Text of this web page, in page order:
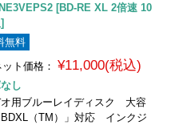
[BD-RE XL 2倍速 10
無料
ット価格： ¥11,000(税込)
し
オ用ブルーレイディスク 大容
（TM）」対応 インクジ